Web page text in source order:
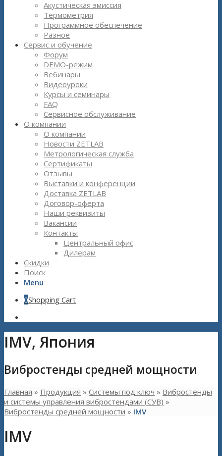
Акустическая эмиссия
Термометрия
Программное обеспечение
Разное
Сервис и обучение
Форум
DEMO-режим
Вебинары
Видеоуроки
Курсы и семинары
FAQ
Сервисное обслуживание
О компании
О компании
Новости ZETLAB
Метрологическая служба
Сертификаты
Отзывы
Выставки и конференции
Доставка ZETLAB
Договор-оферта
Наши реквизиты
Вакансии
Контакты
Центральный офис
Дилерам
Скидки
Поиск
Menu
0Shopping Cart
IMV, Япония
Вибростенды средней мощности
Главная » Продукция » Системы под ключ » Вибростенды
и системы управления вибростендами (СУВ) »
Вибростенды средней мощности » IMV
IMV